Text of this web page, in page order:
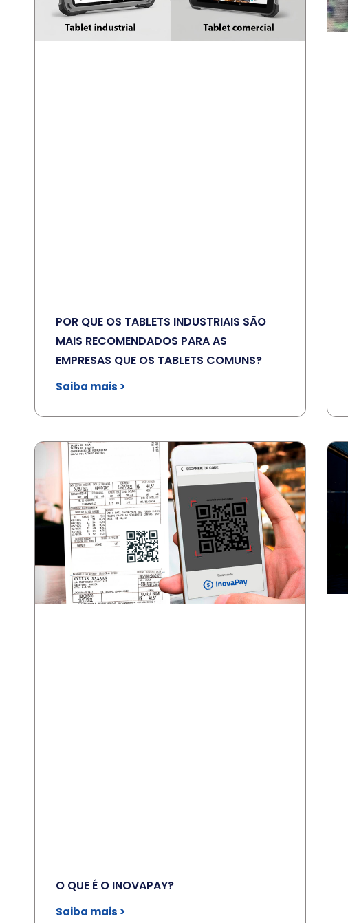
POR QUE OS TABLETS INDUSTRIAIS SÃO
MAIS RECOMENDADOS PARA AS
EMPRESAS QUE OS TABLETS COMUNS?
Saiba mais >
O QUE É O INOVAPAY?
Saiba mais >